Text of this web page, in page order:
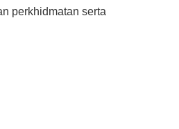
perkhidmatan serta